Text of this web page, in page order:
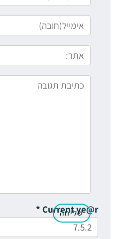
Current ye@r
*